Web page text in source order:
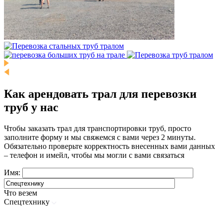
Как арендовать трал для перевозки
труб у нас
Чтобы заказать трал для транспортировки труб, просто
заполните форму и мы свяжемся с вами через 2 минуты.
Обязательно проверьте корректность внесенных вами данных
– телефон и имейл, чтобы мы могли с вами связаться
Имя:
Что везем
Спецтехнику